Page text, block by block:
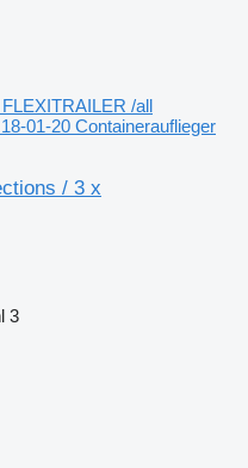
FLEXITRAILER /all
01-20 Containerauflieger
/ 3 x
3